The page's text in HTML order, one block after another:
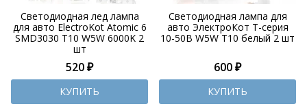
Светодиодная лед лампа
для авто ElectroKot Atomic 6
SMD3030 T10 W5W 6000K 2
шт
520 ₽
КУПИТЬ
Светодиодная лампа для
авто ЭлектроКот Т-серия
10-50В W5W T10 белый 2 шт
600 ₽
КУПИТЬ